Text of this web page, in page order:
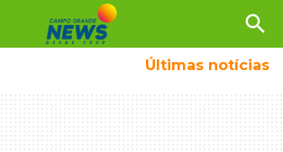
search
Últimas notícias